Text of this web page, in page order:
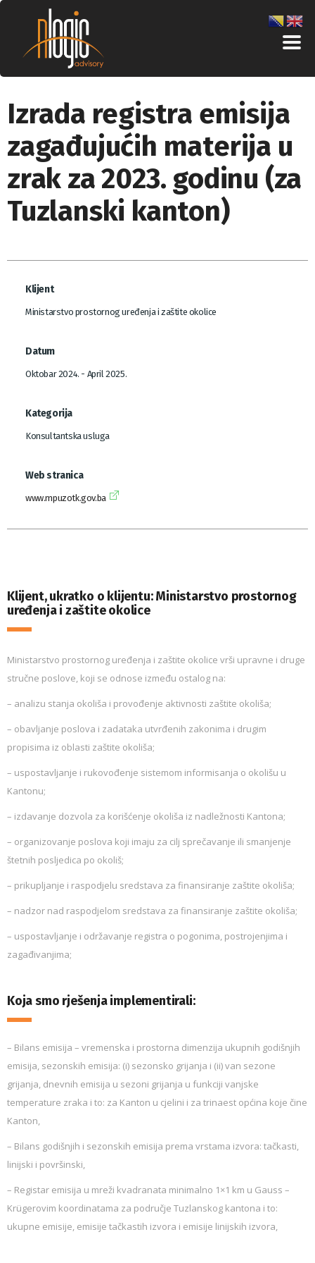
Izrada registra emisija
zagađujućih materija u
zrak za 2023. godinu (za
Tuzlanski kanton)
Klijent
Ministarstvo prostornog uređenja i zaštite okolice
Datum
Oktobar 2024. - April 2025.
Kategorija
Konsultantska usluga
Web stranica
www.mpuzotk.gov.ba
Klijent, ukratko o klijentu: Ministarstvo prostornog
uređenja i zaštite okolice
Ministarstvo prostornog uređenja i zaštite okolice vrši upravne i druge
stručne poslove, koji se odnose između ostalog na:
– analizu stanja okoliša i provođenje aktivnosti zaštite okoliša;
– obavljanje poslova i zadataka utvrđenih zakonima i drugim
propisima iz oblasti zaštite okoliša;
– uspostavljanje i rukovođenje sistemom informisanja o okolišu u
Kantonu;
– izdavanje dozvola za korišćenje okoliša iz nadležnosti Kantona;
– organizovanje poslova koji imaju za cilj sprečavanje ili smanjenje
štetnih posljedica po okoliš;
– prikupljanje i raspodjelu sredstava za finansiranje zaštite okoliša;
– nadzor nad raspodjelom sredstava za finansiranje zaštite okoliša;
– uspostavljanje i održavanje registra o pogonima, postrojenjima i
zagađivanjima;
Koja smo rješenja implementirali:
– Bilans emisija – vremenska i prostorna dimenzija ukupnih godišnjih
emisija, sezonskih emisija: (i) sezonsko grijanja i (ii) van sezone
grijanja, dnevnih emisija u sezoni grijanja u funkciji vanjske
temperature zraka i to: za Kanton u cjelini i za trinaest općina koje čine
Kanton,
– Bilans godišnjih i sezonskih emisija prema vrstama izvora: tačkasti,
linijski i površinski,
– Registar emisija u mreži kvadranata minimalno 1×1 km u Gauss –
Krügerovim koordinatama za područje Tuzlanskog kantona i to:
ukupne emisije, emisije tačkastih izvora i emisije linijskih izvora,